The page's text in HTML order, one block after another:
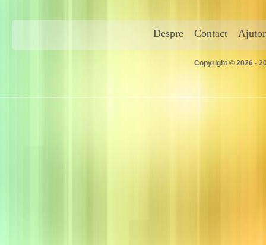
Despre Contact Ajutor
Copyright © 2026 -